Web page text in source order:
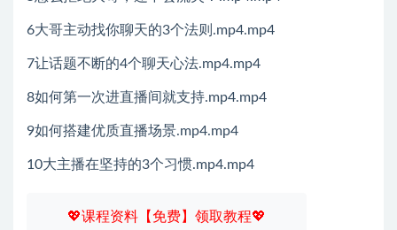
6大哥主动找你聊天的3个法则.mp4.mp4
7让话题不断的4个聊天心法.mp4.mp4
8如何第一次进直播间就支持.mp4.mp4
9如何搭建优质直播场景.mp4.mp4
10大主播在坚持的3个习惯.mp4.mp4
💖课程资料【免费】领取教程💖